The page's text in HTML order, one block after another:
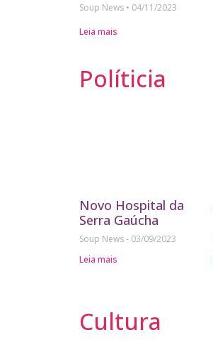
Soup News
04/11/2023
Leia mais
Políticia
Novo Hospital da
Serra Gaúcha
Soup News
03/09/2023
Leia mais
Cultura